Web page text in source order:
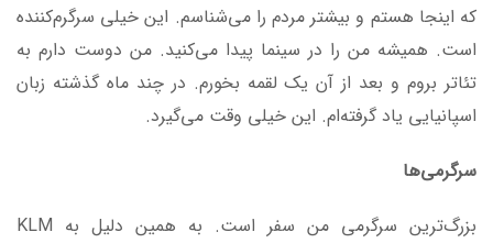
که اینجا هستم و بیشتر مردم را می‌شناسم. این خیلی سرگرم‌کننده
است. همیشه من را در سینما پیدا می‌کنید. من دوست دارم به
تئاتر بروم و بعد از آن یک لقمه بخورم. در چند ماه گذشته زبان
اسپانیایی یاد گرفته‌ام. این خیلی وقت می‌گیرد.
سرگرمی‌ها
بزرگ‌ترین سرگرمی من سفر است. به همین دلیل به KLM